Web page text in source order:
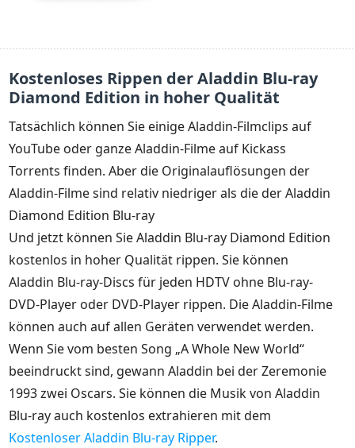
Kostenloses Rippen der Aladdin Blu-ray
Diamond Edition in hoher Qualität
Tatsächlich können Sie einige Aladdin-Filmclips auf
YouTube oder ganze Aladdin-Filme auf Kickass
Torrents finden. Aber die Originalauflösungen der
Aladdin-Filme sind relativ niedriger als die der Aladdin
Diamond Edition Blu-ray
Und jetzt können Sie Aladdin Blu-ray Diamond Edition
kostenlos in hoher Qualität rippen. Sie können
Aladdin Blu-ray-Discs für jeden HDTV ohne Blu-ray-
DVD-Player oder DVD-Player rippen. Die Aladdin-Filme
können auch auf allen Geräten verwendet werden.
Wenn Sie vom besten Song „A Whole New World“
beeindruckt sind, gewann Aladdin bei der Zeremonie
1993 zwei Oscars. Sie können die Musik von Aladdin
Blu-ray auch kostenlos extrahieren mit dem
Kostenloser Aladdin Blu-ray Ripper.